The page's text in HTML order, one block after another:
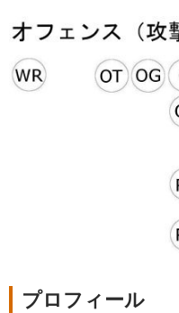
プロフィール